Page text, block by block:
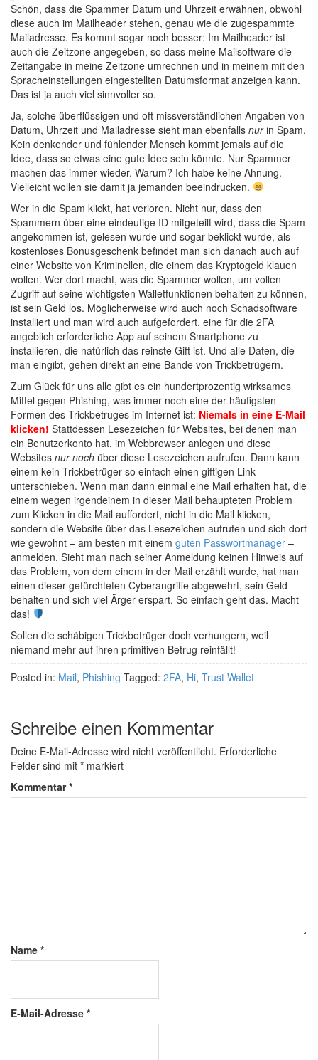
Schön, dass die Spammer Datum und Uhrzeit erwähnen, obwohl
diese auch im Mailheader stehen, genau wie die zugespammte
Mailadresse. Es kommt sogar noch besser: Im Mailheader ist
auch die Zeitzone angegeben, so dass meine Mailsoftware die
Zeitangabe in meine Zeitzone umrechnen und in meinem mit den
Spracheinstellungen eingestellten Datumsformat anzeigen kann.
Das ist ja auch viel sinnvoller so.
Ja, solche überflüssigen und oft missverständlichen Angaben von
Datum, Uhrzeit und Mailadresse sieht man ebenfalls nurin Spam.
Kein denkender und fühlender Mensch kommt jemals auf die
Idee, dass so etwas eine gute Idee sein könnte. Nur Spammer
machen das immer wieder. Warum? Ich habe keine Ahnung.
Vielleicht wollen sie damit ja jemanden beeindrucken.
Wer in die Spam klickt, hat verloren. Nicht nur, dass den
Spammern über eine eindeutige ID mitgeteilt wird, dass die Spam
angekommen ist, gelesen wurde und sogar beklickt wurde, als
kostenloses Bonusgeschenk befindet man sich danach auch auf
einer Website von Kriminellen, die einem das Kryptogeld klauen
wollen. Wer dort macht, was die Spammer wollen, um vollen
Zugriff auf seine wichtigsten Walletfunktionen behalten zu können,
ist sein Geld los. Möglicherweise wird auch noch Schadsoftware
installiert und man wird auch aufgefordert, eine für die 2FA
angeblich erforderliche App auf seinem Smartphone zu
installieren, die natürlich das reinste Gift ist. Und alle Daten, die
man eingibt, gehen direkt an eine Bande von Trickbetrügern.
Zum Glück für uns alle gibt es ein hundertprozentig wirksames
Mittel gegen Phishing, was immer noch eine der häufigsten
Formen des Trickbetruges im Internet ist: Niemals in eine E-Mail
klicken! Stattdessen Lesezeichen für Websites, bei denen man
ein Benutzerkonto hat, im Webbrowser anlegen und diese
Websites nur noch über diese Lesezeichen aufrufen. Dann kann
einem kein Trickbetrüger so einfach einen giftigen Link
unterschieben. Wenn man dann einmal eine Mail erhalten hat, die
einem wegen irgendeinem in dieser Mail behaupteten Problem
zum Klicken in die Mail auffordert, nicht in die Mail klicken,
sondern die Website über das Lesezeichen aufrufen und sich dort
wie gewohnt – am besten mit einem guten Passwortmanager –
anmelden. Sieht man nach seiner Anmeldung keinen Hinweis auf
das Problem, von dem einem in der Mail erzählt wurde, hat man
einen dieser gefürchteten Cyberangriffe abgewehrt, sein Geld
behalten und sich viel Ärger erspart. So einfach geht das. Macht
das!
Sollen die schäbigen Trickbetrüger doch verhungern, weil
niemand mehr auf ihren primitiven Betrug reinfällt!
Posted in: Mail, Phishing Tagged: 2FA, Hi, Trust Wallet
Schreibe einen Kommentar
Deine E-Mail-Adresse wird nicht veröffentlicht. Erforderliche
Felder sind mit * markiert
Kommentar*
Name *
E-Mail-Adresse *